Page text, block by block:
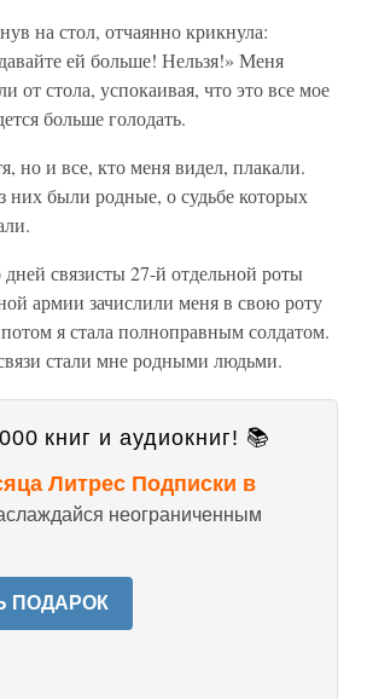
на стол, отчаянно крикнула:
ей больше! Нельзя!» Меня
от стола, успокаивая, что это все мое
больше голодать.
но и все, кто меня видел, плакали.
них были родные, о судьбе которых
дней связисты 27-й отдельной роты
армии зачислили меня в свою роту
я стала полноправным солдатом.
стали мне родными людьми.
книг и аудиокниг! 📚
Литрес Подписки в
неограниченным
ПОДАРОК